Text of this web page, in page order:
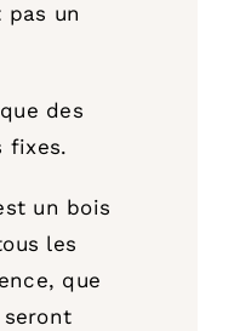
pas un
des
fixes.
un bois
les
que
seront